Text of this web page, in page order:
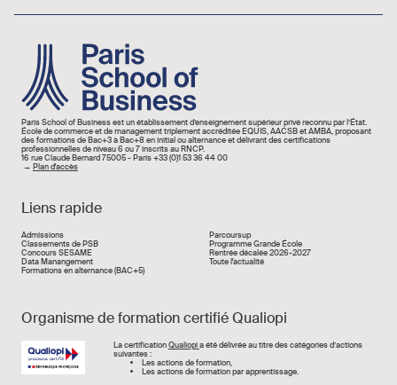
Image
Paris School of Business est un établissement d’enseignement supérieur privé reconnu par l’État.
École de commerce et de management triplement accréditée EQUIS, AACSB et AMBA, proposant
des formations de Bac+3 à Bac+8 en initial ou alternance et délivrant des certifications
professionnelles de niveau 6 ou 7 inscrits au RNCP.
16 rue Claude Bernard 75005 - Paris +33 (0)1 53 36 44 00
→ Plan d'accès
Liens rapide
Liens rapide
Admissions
Classements de PSB
Concours SESAME
Data Manangement
Formations en alternance (BAC+5)
Parcoursup
Programme Grande École
Rentrée décalée 2026-2027
Toute l'actualité
Organisme de formation certifié Qualiopi
Image La certificationQualiopia été délivrée au titre des catégories d’actions
suivantes :
Les actions de formation,
Les actions de formation par apprentissage.